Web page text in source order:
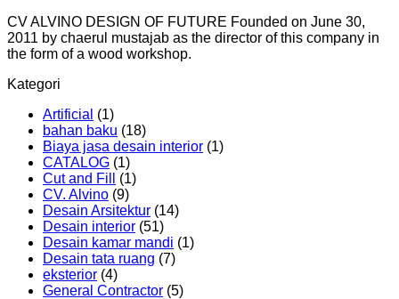
CV ALVINO DESIGN OF FUTURE Founded on June 30,
2011 by chaerul mustajab as the director of this company in
the form of a wood workshop.
Kategori
Artificial (1)
bahan baku (18)
Biaya jasa desain interior (1)
CATALOG (1)
Cut and Fill
(1)
CV. Alvino (9)
Desain Arsitektur (14)
Desain interior (51)
Desain kamar mandi (1)
Desain tata ruang (7)
eksterior (4)
General Contractor (5)